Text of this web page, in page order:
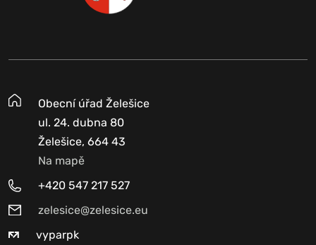
Obecní úřad Želešice
ul. 24. dubna 80
Želešice, 664 43
Na mapě
+420 547 217 527
zelesice@zelesice.eu
vyparpk